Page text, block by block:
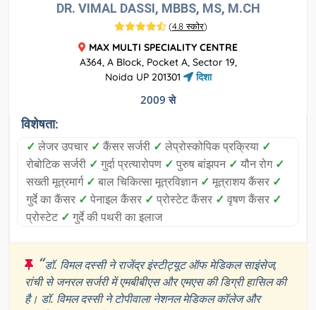
DR. VIMAL DASSI, MBBS, MS, M.CH
(4.8 स्कोर)
MAX MULTI SPECIALITY CENTRE
A364, A Block, Pocket A, Sector 19,
Noida UP 201301
दिशा
2009 से
विशेषता:
✓ लेजर उपचार ✓ कैंसर सर्जरी ✓ लेप्रोस्कोपिक प्रक्रिया ✓
रोबोटिक सर्जरी ✓ गुर्दा प्रत्यारोपण ✓ पुरुष बांझपन ✓ यौन रोग ✓
सख्ती मूत्रमार्ग ✓ बाल चिकित्सा मूत्रविज्ञान ✓ मूत्राशय कैंसर ✓
गुर्दे का कैंसर ✓ पेनाइल कैंसर ✓ प्रोस्टेट कैंसर ✓ वृषण कैंसर ✓
प्रोस्टेट ✓ गुर्दे की पथरी का इलाज
“डॉ. विमल दस्सी ने राजेंद्र इंस्टीट्यूट ऑफ मेडिकल साइंसेज,
रांची से जनरल सर्जरी में एमबीबीएस और एमएस की डिग्री हासिल की
है। डॉ. विमल दस्सी ने टोपीवाला नेशनल मेडिकल कॉलेज और